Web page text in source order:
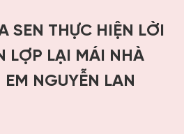
SEN THỰC HIỆN LỜI
LỢP LẠI MÁI NHÀ
NGUYỄN LAN